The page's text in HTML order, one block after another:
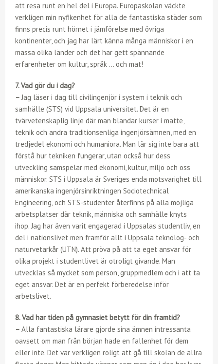
att resa runt en hel del i Europa. Europaskolan väckte
verkligen min nyfikenhet för alla de fantastiska städer som
finns precis runt hörnet i jämförelse med övriga
kontinenter, och jag har lärt känna många människor i en
massa olika länder och det har gett spännande
erfarenheter om kultur, språk … och mat!
7. Vad gör du i dag?
–Jag läser i dag till civilingenjör i system i teknik och
samhälle (STS) vid Uppsala universitet. Det är en
tvärvetenskaplig linje där man blandar kurser i matte,
teknik och andra traditionsenliga ingenjörsämnen, med en
tredjedel ekonomi och humaniora. Man lär sig inte bara att
förstå hur tekniken fungerar, utan också hur dess
utveckling samspelar med ekonomi, kultur, miljö och oss
människor. STS i Uppsala är Sveriges enda motsvarighet till
amerikanska ingenjörsinriktningen Sociotechnical
Engineering, och STS-studenter återfinns på alla möjliga
arbetsplatser där teknik, människa och samhälle knyts
ihop. Jag har även varit engagerad i Uppsalas studentliv, en
del i nationslivet men framför allt i Uppsala teknolog- och
naturvetarkår (UTN). Att pröva på att ta eget ansvar för
olika projekt i studentlivet är otroligt givande. Man
utvecklas så mycket som person, gruppmedlem och i att ta
eget ansvar. Det är en perfekt förberedelse inför
arbetslivet.
8. Vad har tiden på gymnasiet betytt för din framtid?
–Alla fantastiska lärare gjorde sina ämnen intressanta
oavsett om man från början hade en fallenhet för dem
eller inte. Det var verkligen roligt att gå till skolan de allra